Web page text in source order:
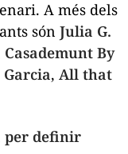
A més dels
són Julia G.
By
Garcia, All that
per definir